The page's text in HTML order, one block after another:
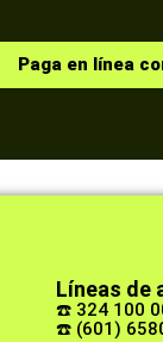
Paga en línea
Líneas de
☎️ 324 100
☎️ (601)